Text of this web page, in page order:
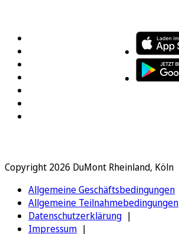
Copyright 2026 DuMont Rheinland, Köln
Allgemeine Geschäftsbedingungen
Allgemeine Teilnahmebedingungen
Datenschutzerklärung
Impressum